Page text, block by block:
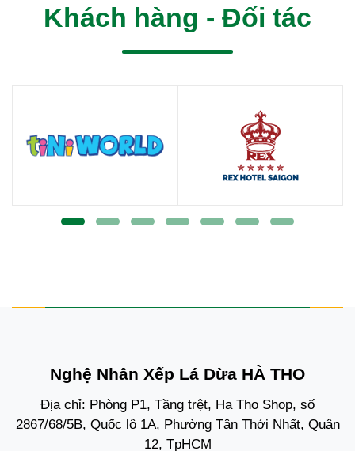
Khách hàng - Đối tác
Nghệ Nhân Xếp Lá Dừa HÀ THO
Địa chỉ: Phòng P1, Tầng trệt, Ha Tho Shop, số
2867/68/5B, Quốc lộ 1A, Phường Tân Thới Nhất, Quận
12, TpHCM